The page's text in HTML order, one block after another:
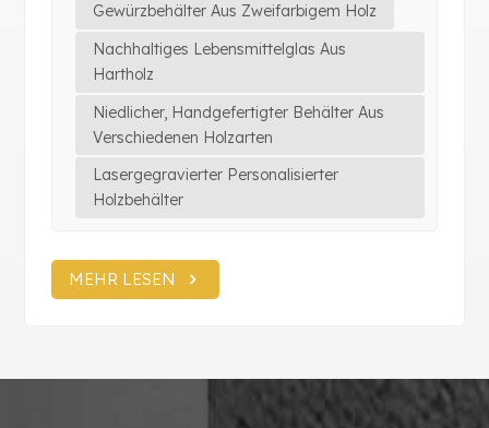
Gewürzbehälter Aus Zweifarbigem Holz
Nachhaltiges Lebensmittelglas Aus
Hartholz
Niedlicher, Handgefertigter Behälter Aus
Verschiedenen Holzarten
Lasergegravierter Personalisierter
Holzbehälter
MEHR LESEN